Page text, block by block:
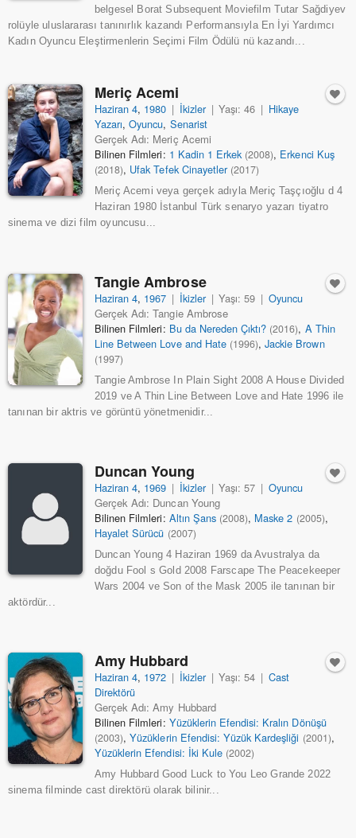
belgesel Borat Subsequent Moviefilm Tutar Sağdiyev
rolüyle uluslararası tanınırlık kazandı Performansıyla En İyi Yardımcı
Kadın Oyuncu Eleştirmenlerin Seçimi Film Ödülü nü kazandı...
Meriç Acemi
Haziran 4, 1980 | İkizler | Yaşı: 46 | Hikaye
Yazarı,Oyuncu, Senarist
Gerçek Adı: Meriç Acemi
Bilinen Filmleri: 1 Kadin 1 Erkek (2008), Erkenci Kuş
(2018), Ufak Tefek Cinayetler (2017)
Meriç Acemi veya gerçek adıyla Meriç Taşçıoğlu d 4
Haziran 1980 İstanbul Türk senaryo yazarı tiyatro
sinema ve dizi film oyuncusu...
Tangie Ambrose
Haziran 4, 1967 | İkizler | Yaşı: 59 | Oyuncu
Gerçek Adı: Tangie Ambrose
Bilinen Filmleri: Bu da Nereden Çıktı? (2016), A Thin
Line Between Love and Hate (1996),Jackie Brown
(1997)
Tangie Ambrose In Plain Sight 2008 A House Divided
2019 ve A Thin Line Between Love and Hate 1996 ile
tanınan bir aktris ve görüntü yönetmenidir...
Duncan Young
Haziran 4, 1969 | İkizler | Yaşı: 57 | Oyuncu
Gerçek Adı: Duncan Young
Bilinen Filmleri: Altın Şans (2008), Maske 2 (2005),
Hayalet Sürücü (2007)
Duncan Young 4 Haziran 1969 da Avustralya da
doğdu Fool s Gold 2008 Farscape The Peacekeeper
Wars 2004 ve Son of the Mask 2005 ile tanınan bir
aktördür...
Amy Hubbard
Haziran 4, 1972 | İkizler | Yaşı: 54 | Cast
Direktörü
Gerçek Adı: Amy Hubbard
Bilinen Filmleri: Yüzüklerin Efendisi: Kralın Dönüşü
(2003),Yüzüklerin Efendisi: Yüzük Kardeşliği (2001),
Yüzüklerin Efendisi: İki Kule (2002)
Amy Hubbard Good Luck to You Leo Grande 2022
sinema filminde cast direktörü olarak bilinir...